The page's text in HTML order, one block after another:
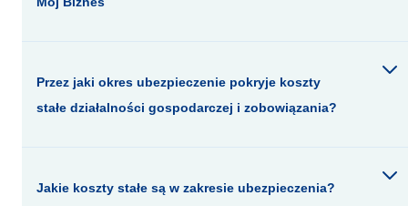
Przez jaki okres ubezpieczenie pokryje koszty
stałe działalności gospodarczej i zobowiązania?
Jakie koszty stałe są w zakresie ubezpieczenia?